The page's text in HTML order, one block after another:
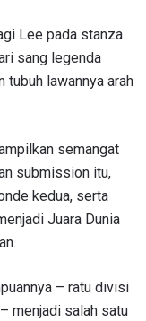
Lee pada stanza
sang legenda
lawannya arah
semangat
submission itu,
kedua, serta
Juara Dunia
– ratu divisi
– menjadi salah satu